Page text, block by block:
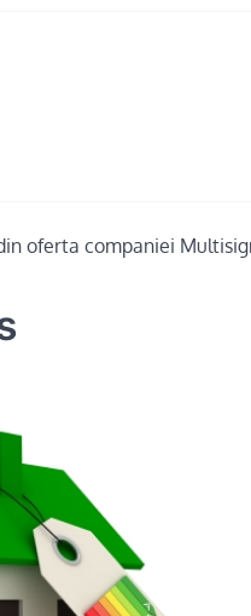
oferta companiei